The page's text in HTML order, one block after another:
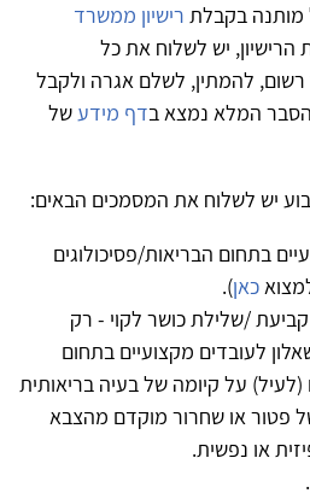
מותנה בקבלת רישיון ממשרד
יש לשלוח את כל
להמתין, לשלם אגרה ולקבל
המלא נמצא בדף מידעשל
יש לשלוח את המסמכים הבאים:
בתחום הבריאות/פסיכולוגים
כאן).
/שלילת כושר לקוי - רק
לעובדים מקצועיים בתחום
(לעיל) על קיומה של בעיה בריאותית
פטור או שחרור מוקדם מהצבא
או נפשית.